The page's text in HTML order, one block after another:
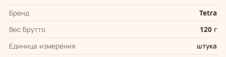
Бренд
Tetra
Вес Брутто
120 г
Единица измерения
штука